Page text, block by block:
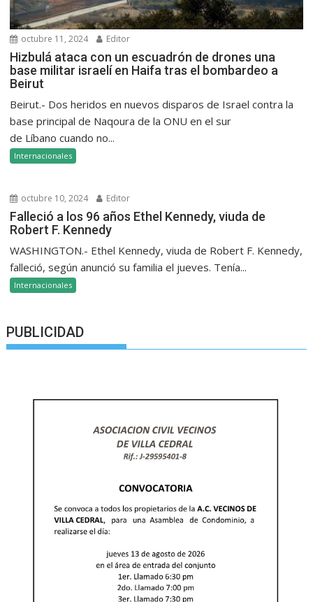
octubre 11, 2024 Editor
Hizbulá ataca con un escuadrón de drones una
base militar israelí en Haifa tras el bombardeo a
Beirut
Beirut.- Dos heridos en nuevos disparos de Israel contra la
base principal de Naqoura de la ONU en el sur
de Líbano cuando no...
Internacionales
octubre 10, 2024 Editor
Falleció a los 96 años Ethel Kennedy, viuda de
Robert F. Kennedy
WASHINGTON.- Ethel Kennedy, viuda de Robert F. Kennedy,
falleció, según anunció su familia el jueves. Tenía...
Internacionales
PUBLICIDAD